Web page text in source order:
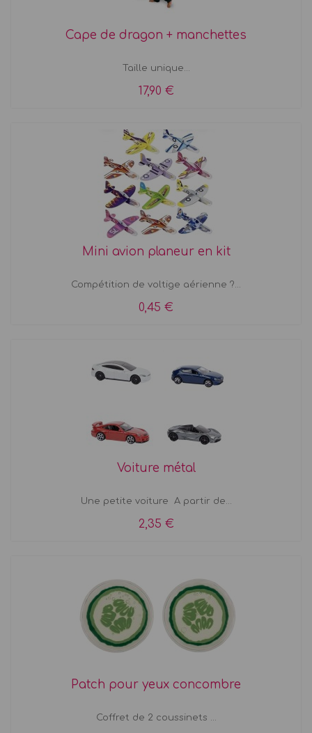
Cape de dragon + manchettes
Taille unique...
17,90 €
Mini avion planeur en kit
Compétition de voltige aérienne ?...
0,45 €
Voiture métal
Une petite voiture A partir de...
2,35 €
Patch pour yeux concombre
Coffret de 2 coussinets ...